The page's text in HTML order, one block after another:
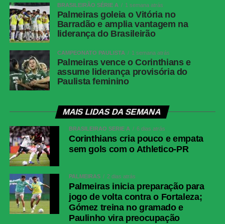
BRASILEIRÃO SÉRIE A 1 semana atrás
Palmeiras goleia o Vitória no
Barradão e amplia vantagem na
liderança do Brasileirão
CAMPEONATO PAULISTA 1 semana atrás
Palmeiras vence o Corinthians e
assume liderança provisória do
Paulista feminino
MAIS LIDAS DA SEMANA
BRASILEIRÃO SÉRIE A 6 dias atrás
Corinthians cria pouco e empata
sem gols com o Athletico-PR
PALMEIRAS 2 dias atrás
Palmeiras inicia preparação para
jogo de volta contra o Fortaleza;
Gómez treina no gramado e
Paulinho vira preocupação